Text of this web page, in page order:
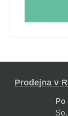
Prodejna v
Po